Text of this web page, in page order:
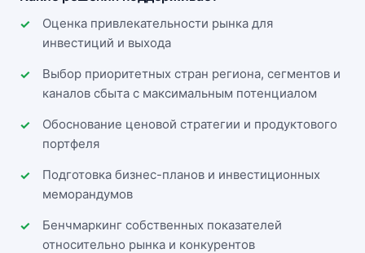
Оценка привлекательности рынка для
инвестиций и выхода
Выбор приоритетных стран региона, сегментов и
каналов сбыта с максимальным потенциалом
Обоснование ценовой стратегии и продуктового
портфеля
Подготовка бизнес-планов и инвестиционных
меморандумов
Бенчмаркинг собственных показателей
относительно рынка и конкурентов